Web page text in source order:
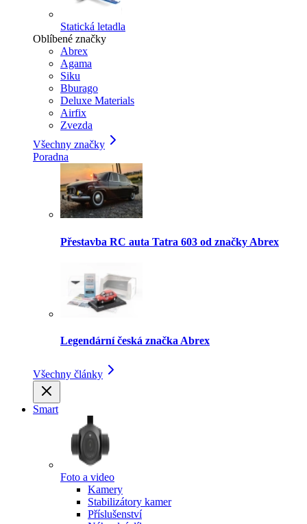
Statická letadla
Oblíbené značky
Abrex
Agama
Siku
Bburago
Deluxe Materials
Airfix
Zvezda
Všechny značky
Poradna
Přestavba RC auta Tatra 603 od značky Abrex
Legendární česká značka Abrex
Všechny články
Smart
Foto a video
Kamery
Stabilizátory kamer
Příslušenství